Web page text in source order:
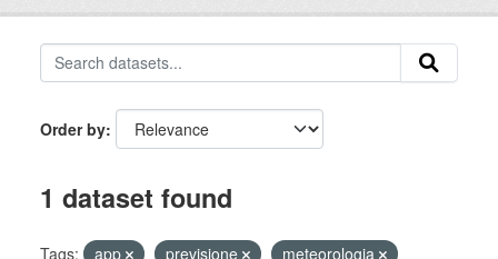
Order by
1 dataset found
Tags: app previsione
meteorologia